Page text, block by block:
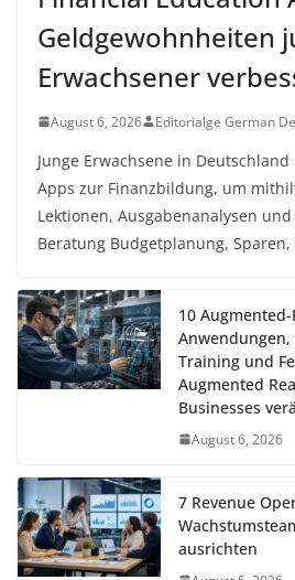
Geldgewohnheiten
Erwachsener
August 6, 2026 Editorialge German
Junge Erwachsene in
Apps zur Finanzbildung, um
Lektionen, Ausgabenanalysen
Beratung Budgetplanung,
10
Training und
Augmented
Businesses
August 6, 2026
7 Revenue
ausrichten